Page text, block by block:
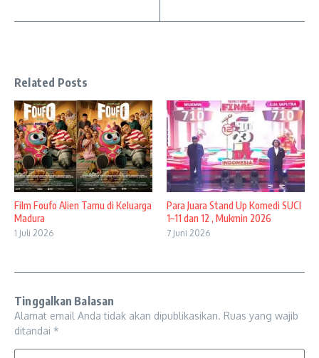
Related Posts
Film Foufo Alien Tamu di Keluarga
Madura
1 Juli 2026
Para Juara Stand Up Komedi SUCI
1–11 dan 12 , Mukmin 2026
7 Juni 2026
Tinggalkan Balasan
Alamat email Anda tidak akan dipublikasikan. Ruas yang wajib
ditandai *